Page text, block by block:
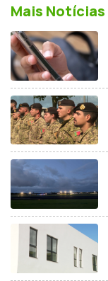
Mais Notícias